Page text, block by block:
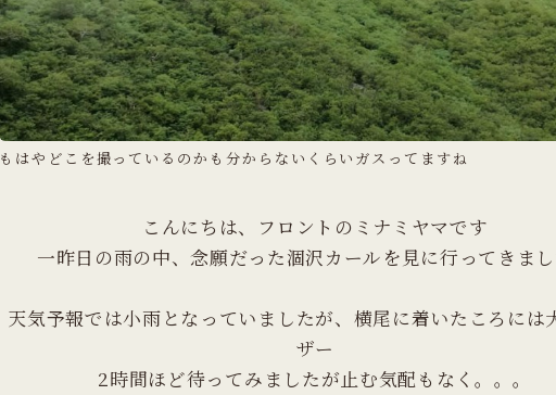
もはやどこを撮っているのかも分からないくらいガスってますね
こんにちは、フロントのミナミヤマです
一昨日の雨の中、念願だった涸沢カールを見に行ってきまし
天気予報では小雨となっていましたが、横尾に着いたころには
ザー
2時間ほど待ってみましたが止む気配もなく。。。